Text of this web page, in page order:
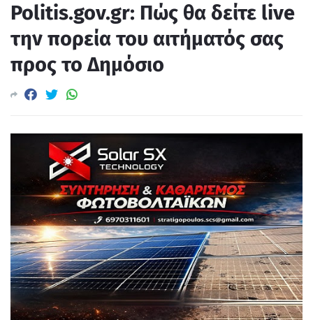
Politis.gov.gr: Πώς θα δείτε live
την πορεία του αιτήματός σας
προς το Δημόσιο